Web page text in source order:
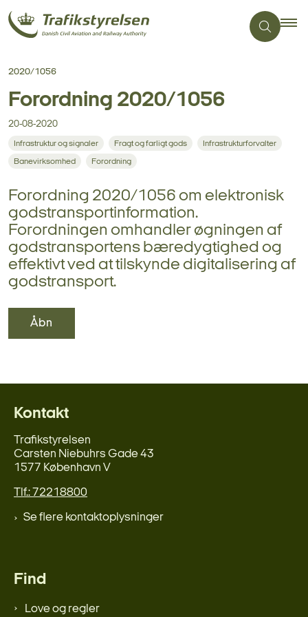
2020/1056
Forordning 2020/1056
20-08-2020
Infrastruktur og signaler Fragt og farligt gods Infrastrukturforvalter
Banevirksomhed Forordning
Forordning 2020/1056 om elektronisk
godstransportinformation.
Forordningen omhandler øgningen af
godstransportens bæredygtighed og
effektivt ved at tilskynde digitalisering af
godstransport.
Åbn
Kontakt
Trafikstyrelsen
Carsten Niebuhrs Gade 43
1577 København V
Tlf.: 72218800
Se flere kontaktoplysninger
Find
Love og regler